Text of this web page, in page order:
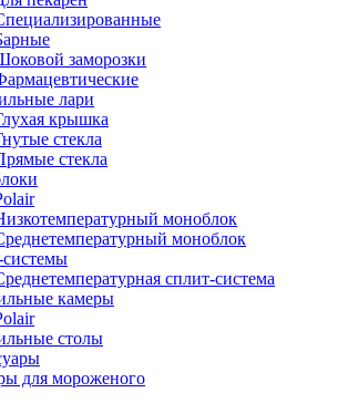
заморозки
лари
крышка
стекла
стекла
моноблок
моноблок
сплит-система
камеры
столы
для мороженого